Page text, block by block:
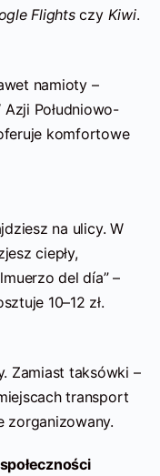
Flightsczy Kiwi.
namioty –
Południowo-
komfortowe
na ulicy. W
ciepły,
del día” –
10–12 zł.
Zamiast taksówki –
transport
zorganizowany.